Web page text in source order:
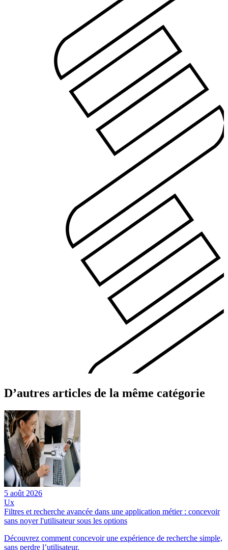
D’autres articles de la même catégorie
5 août 2026
Ux
Filtres et recherche avancée dans une application métier : concevoir
sans noyer l'utilisateur sous les options
Découvrez comment concevoir une expérience de recherche simple,
sans perdre l’utilisateur.